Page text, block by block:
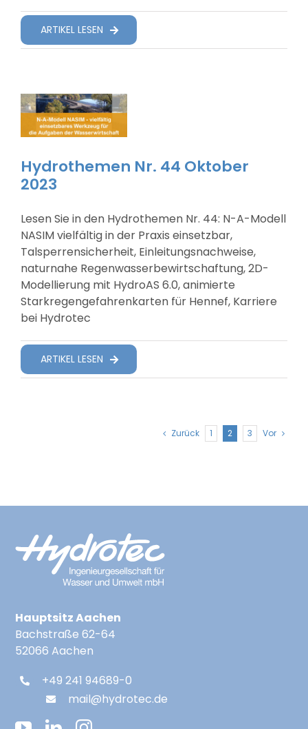
ARTIKEL LESEN
Hydrothemen Nr. 44 Oktober
2023
Lesen Sie in den Hydrothemen Nr. 44: N-A-Modell
NASIM vielfältig in der Praxis einsetzbar,
Talsperrensicherheit, Einleitungsnachweise,
naturnahe Regenwasserbewirtschaftung, 2D-
Modellierung mit HydroAS 6.0, animierte
Starkregengefahrenkarten für Hennef, Karriere
bei Hydrotec
ARTIKEL LESEN
Zurück 1 2 3 Vor
Hauptsitz Aachen
Bachstraße 62-64
52066 Aachen
+49 241 94689-0
mail@hydrotec.de